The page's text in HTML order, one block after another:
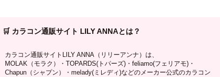
🛒 カラコン通販サイト LILY ANNAとは？
カラコン通販サイトLILY ANNA（リリーアンナ）は、
MOLAK（モラク）・TOPARDS(トパーズ)・feliamo(フェリアモ)・
Chapun（シャプン）・melady(ミレディ)などのメーカー公式のカラコン